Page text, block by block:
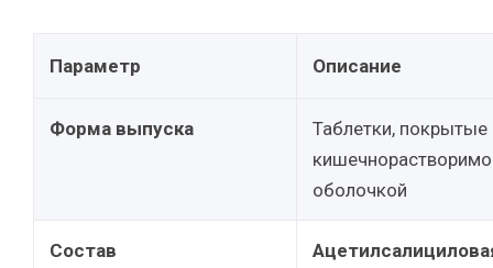
Параметр Описание
Форма выпуска
Таблетки, покрытые
оболочкой
Состав